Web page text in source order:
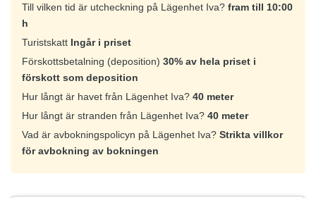
Till vilken tid är utcheckning på Lägenhet Iva? fram till 10:00
h
Turistskatt Ingår i priset
Förskottsbetalning (deposition) 30% av hela priset i
förskott som deposition
Hur långt är havet från Lägenhet Iva? 40 meter
Hur långt är stranden från Lägenhet Iva? 40 meter
Vad är avbokningspolicyn på Lägenhet Iva? Strikta villkor
för avbokning av bokningen